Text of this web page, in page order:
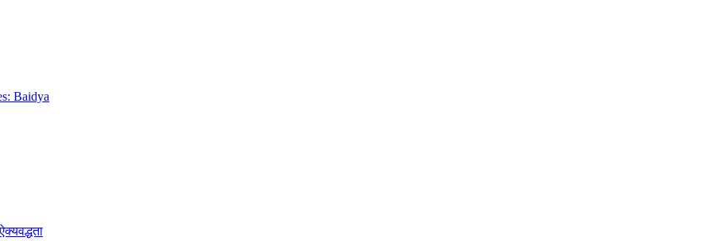
Baidya